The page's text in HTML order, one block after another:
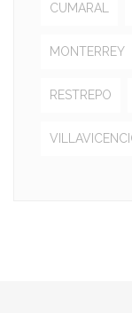
CUMARAL
MONTERREY
RESTREPO